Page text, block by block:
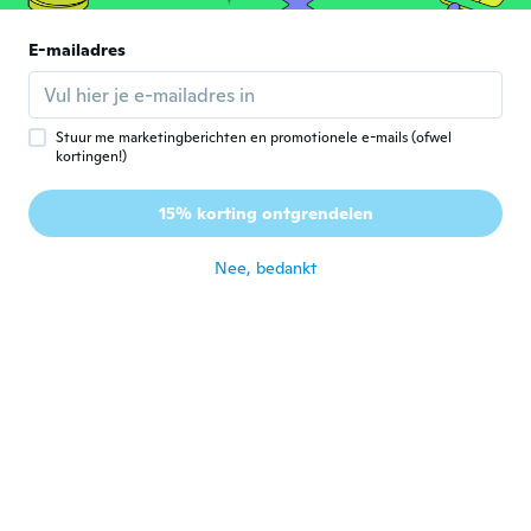
la calidad del material no es muy buena.
ongeveer 5 jaar geleden
R Ruben
Lid geworden van 2018 · 5 beoordelingen
No recibí nada
E-mailadres
Stuur me marketingberichten en promotionele e-mails (ofwel
kortingen!)
15% korting ontgrendelen
Nee, bedankt